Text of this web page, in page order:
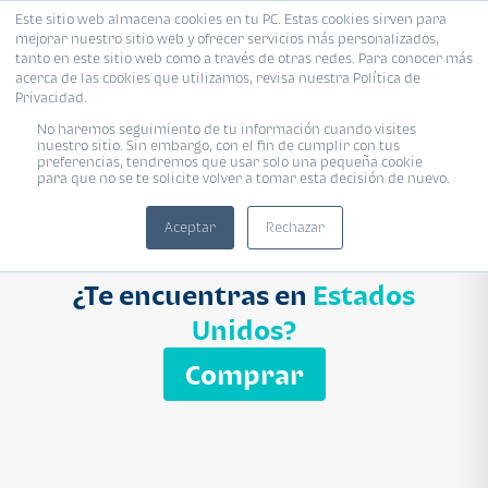
Este sitio web almacena cookies en tu PC. Estas cookies sirven para
mejorar nuestro sitio web y ofrecer servicios más personalizados,
tanto en este sitio web como a través de otras redes. Para conocer más
acerca de las cookies que utilizamos, revisa nuestra Política de
Privacidad.
No haremos seguimiento de tu información cuando visites
nuestro sitio. Sin embargo, con el fin de cumplir con tus
preferencias, tendremos que usar solo una pequeña cookie
para que no se te solicite volver a tomar esta decisión de nuevo.
Aceptar Rechazar
Proyecto Modelo Inmobiliaria
Ingresa el nombre del proyecto
Buscar
¿Te encuentras en Estados
Unidos?
Comprar